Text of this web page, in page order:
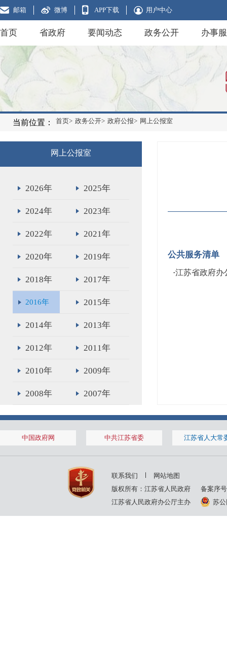
邮箱 微博 APP下载 用户中心
首页 省政府 要闻动态 政务公开 办事
当前位置： 首页> 政务公开> 政府公报> 网上公报室
网上公报室
2026年 2025年
2024年 2023年
2022年 2021年
2020年 2019年
2018年 2017年
2016年 2015年
2014年 2013年
2012年 2011年
2010年 2009年
2008年 2007年
2006年 2005年
2004年 2003年
公共服务清单
·江苏省政府办
中国政府网 中共江苏省委 江苏省人大常
联系我们
网站地图
版权所有：江苏省人民政府
备案序
江苏省人民政府办公厅主办
苏